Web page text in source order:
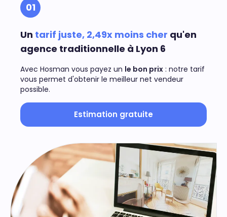
01
Un tarif juste, 2,49x moins cher qu'en
agence traditionnelle à Lyon 6
Avec Hosman vous payez un le bon prix : notre tarif
vous permet d'obtenir le meilleur net vendeur
possible.
Estimation gratuite